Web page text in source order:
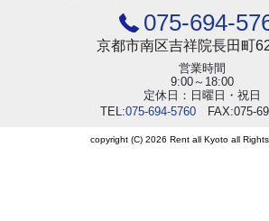
075-694-
京都市南区吉祥院長田町
営業時間
9:00～18:00
定休日：日曜日・祝日
TEL:075-694-5760 FAX:075-
copyright (C) 2026 Rent all Kyoto all